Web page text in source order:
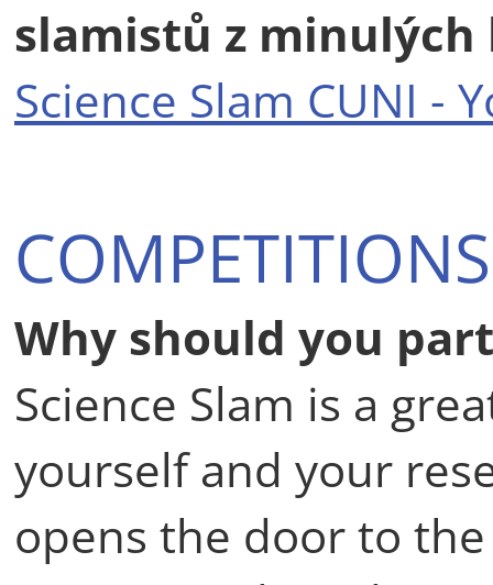
slamistů z minulých
Science Slam CUNI -
Why should you
Science Slam is a
yourself and your
opens the door to